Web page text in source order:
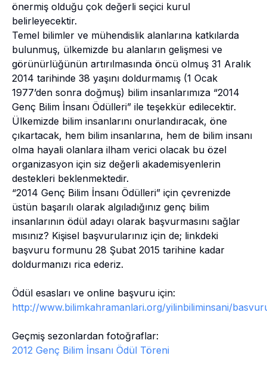
önermiş olduğu çok değerli seçici kurul
belirleyecektir.
Temel bilimler ve mühendislik alanlarına katkılarda
bulunmuş, ülkemizde bu alanların gelişmesi ve
görünürlüğünün artırılmasında öncü olmuş 31 Aralık
2014 tarihinde 38 yaşını doldurmamış (1 Ocak
1977’den sonra doğmuş) bilim insanlarımıza “2014
Genç Bilim İnsanı Ödülleri” ile teşekkür edilecektir.
Ülkemizde bilim insanlarını onurlandıracak, öne
çıkartacak, hem bilim insanlarına, hem de bilim insanı
olma hayali olanlara ilham verici olacak bu özel
organizasyon için siz değerli akademisyenlerin
destekleri beklenmektedir.
“2014 Genç Bilim İnsanı Ödülleri” için çevrenizde
üstün başarılı olarak algıladığınız genç bilim
insanlarının ödül adayı olarak başvurmasını sağlar
mısınız? Kişisel başvurularınız için de; linkdeki
başvuru formunu 28 Şubat 2015 tarihine kadar
doldurmanızı rica ederiz.
Ödül esasları ve online başvuru için:
http://www.bilimkahramanlari.org/yilinbiliminsani/
Geçmiş sezonlardan fotoğraflar:
2012 Genç Bilim İnsanı Ödül Töreni